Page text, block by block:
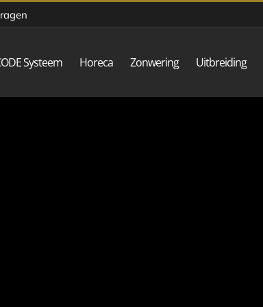
Systeem Horeca Zonwering Uitbreiding